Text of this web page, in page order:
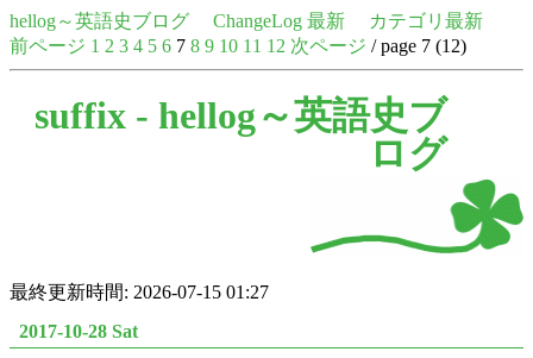
hellog～英語史ブログ ChangeLog 最新
カテゴリ最新
前ページ 1 2 3 4 5 6 7 8 9 10 11 12 次ページ / page 7 (12)
suffix - hellog～英語史ブ
ログ
最終更新時間: 2026-07-15 01:27
2017-10-28 Sat